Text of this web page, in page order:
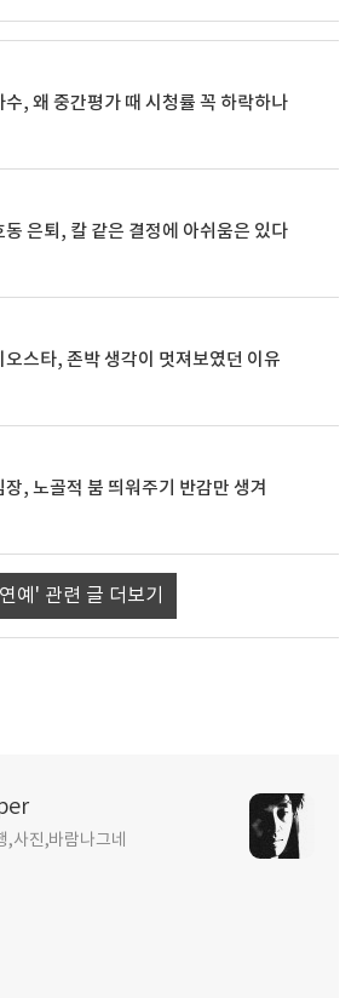
수, 왜 중간평가 때 시청률 꼭 하락하나
동 은퇴, 칼 같은 결정에 아쉬움은 있다
오스타, 존박 생각이 멋져보였던 이유
장, 노골적 붐 띄워주기 반감만 생겨
예' 관련 글 더보기
사진,바람나그네